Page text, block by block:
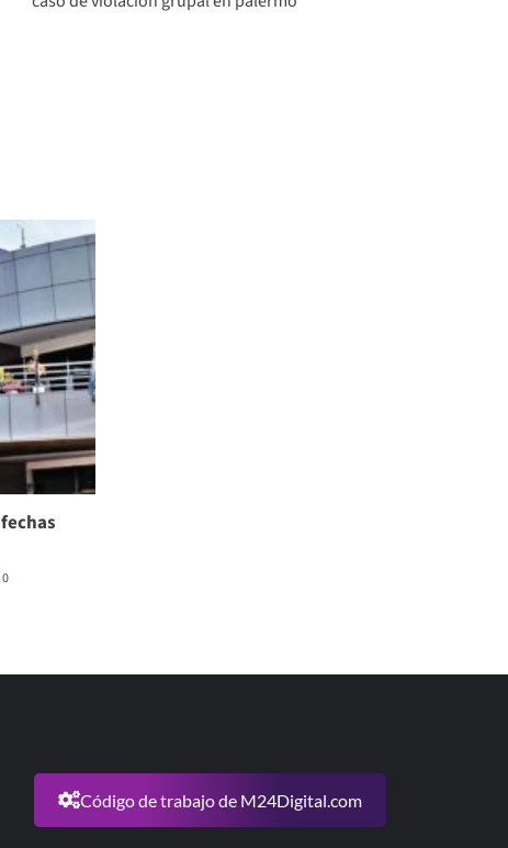
0
Código de trabajo de M24Digital.com